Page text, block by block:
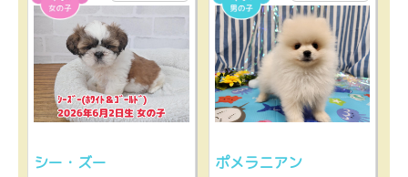
シー・ズー ポメラニアン